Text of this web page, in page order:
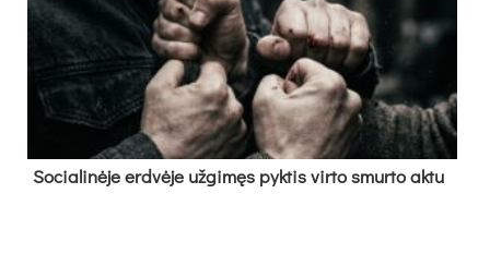
So­cia­li­nė­je erd­vė­je už­gi­męs pyk­tis vir­to smur­to ak­tu